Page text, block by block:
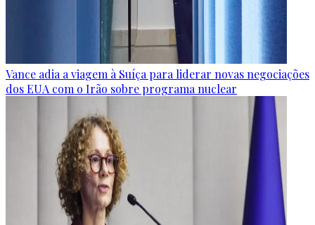
Vance adia a viagem à Suíça para liderar novas negociações
dos EUA com o Irão sobre programa nuclear